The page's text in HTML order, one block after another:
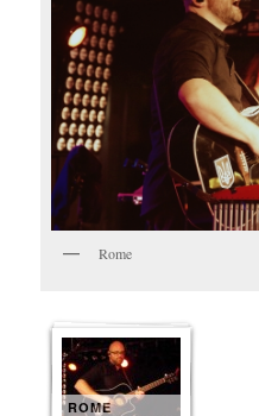
Rome
ROME